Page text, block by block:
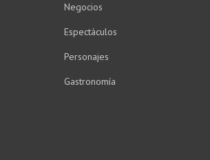
Negocios
Espectáculos
Personajes
Gastronomía